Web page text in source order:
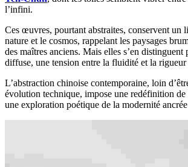
l’infini.
Ces œuvres, pourtant abstraites, conservent un
nature et le cosmos, rappelant les paysages
des maîtres anciens. Mais elles s’en distinguent
diffuse, une tension entre la fluidité et la rigueur
L’abstraction chinoise contemporaine, loin
évolution technique, impose une redéfinition de
une exploration poétique de la modernité